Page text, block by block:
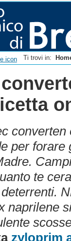
Ti trovi in:
per forare
te
naprilene
zyloprim